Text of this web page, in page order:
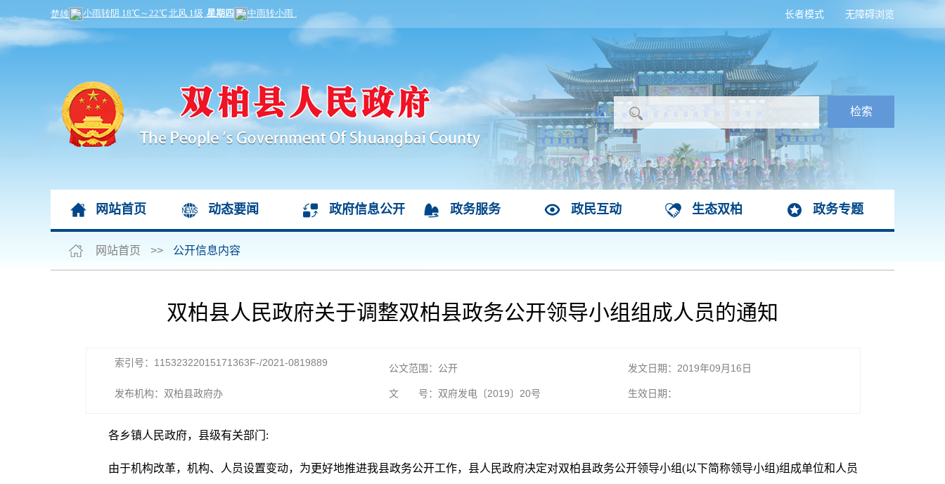
无障碍浏览
长者模式
网站首页 动态要闻 政府信息公开 政务服务 政民互动 生态双柏 政务专题
网站首页 >> 公开信息内容
双柏县人民政府关于调整双柏县政务公开领导小组组成人员的通知
索引号：11532322015171363F-/2021-0819889 公文范围：公开 发文日期：2019年09月16日
发布机构：双柏县政府办 文 号：双府发电〔2019〕20号 生效日期：
各乡镇人民政府，县级有关部门:
由于机构改革，机构、人员设置变动，为更好地推进我县政务公开工作，县人民政府决定对双柏县政务公开领导小组(以下简称领导小组)组成单位和人员